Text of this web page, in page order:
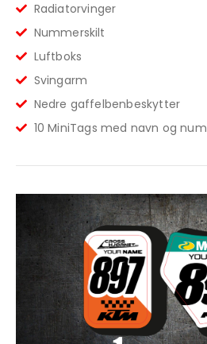
Radiatorvinger
Nummerskilt
Luftboks
Svingarm
Nedre gaffelbenbeskytter
10 MiniTags med navn og